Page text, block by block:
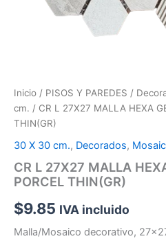
Inicio / PISOS Y PAREDES /
cm. / CR L 27X27 MALLA HEXA
THIN(GR)
30 X 30 cm., Decorados,
CR L 27X27 MALLA
PORCEL THIN(GR)
$9.85 IVA incluido
Malla/Mosaico decorativo,